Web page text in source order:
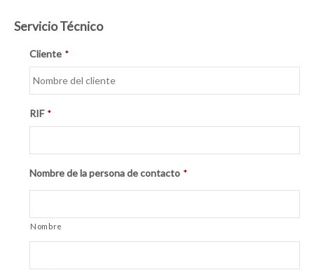
Servicio Técnico
Cliente *
RIF *
Nombre de la persona de contacto *
Nombre